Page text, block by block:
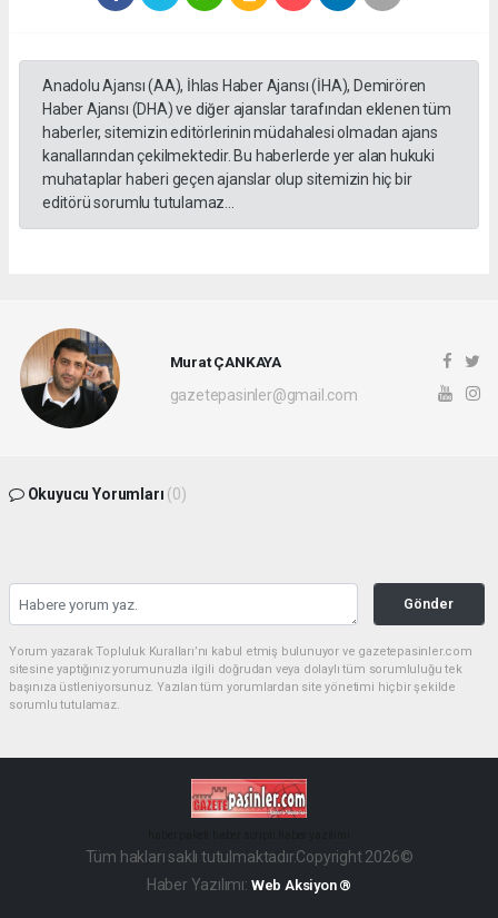
Anadolu Ajansı (AA), İhlas Haber Ajansı (İHA), Demirören
Haber Ajansı (DHA) ve diğer ajanslar tarafından eklenen tüm
haberler, sitemizin editörlerinin müdahalesi olmadan ajans
kanallarından çekilmektedir. Bu haberlerde yer alan hukuki
muhataplar haberi geçen ajanslar olup sitemizin hiç bir
editörü sorumlu tutulamaz...
Murat ÇANKAYA
gazetepasinler@gmail.com
Okuyucu Yorumları (0)
Gönder
Yorum yazarak Topluluk Kuralları’nı kabul etmiş bulunuyor ve gazetepasinler.com
sitesine yaptığınız yorumunuzla ilgili doğrudan veya dolaylı tüm sorumluluğu tek
başınıza üstleniyorsunuz. Yazılan tüm yorumlardan site yönetimi hiçbir şekilde
sorumlu tutulamaz.
Tüm hakları saklı tutulmaktadır.Copyright 2026©
Haber Yazılımı: Web Aksiyon ®